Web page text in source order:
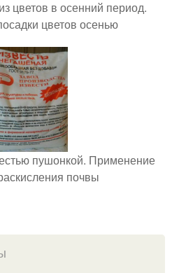
цветов в осенний период.
цветов осенью
пушонкой. Применение
почвы